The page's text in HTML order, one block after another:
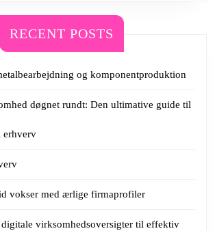
RECENT POSTS
og komponentproduktion
døgnet rundt: Den ultimative guide til
erhverv
vokser med ærlige firmaprofiler
digitale virksomhedsoversigter til effektiv